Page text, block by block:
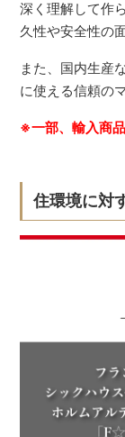
深く理解して作
久性や安全性の
また、国内生産
に使える信頼の
※一部、輸入商
住環境に対